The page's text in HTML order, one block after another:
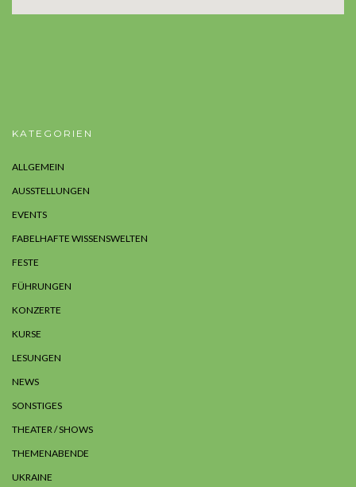
KATEGORIEN
ALLGEMEIN
AUSSTELLUNGEN
EVENTS
FABELHAFTE WISSENSWELTEN
FESTE
FÜHRUNGEN
KONZERTE
KURSE
LESUNGEN
NEWS
SONSTIGES
THEATER / SHOWS
THEMENABENDE
UKRAINE